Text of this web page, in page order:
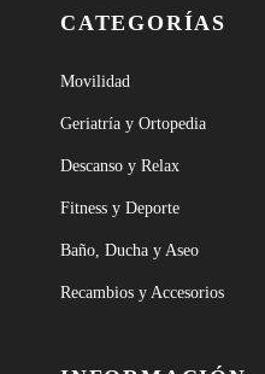
CATEGORÍAS
Movilidad
Geriatría y Ortopedia
Descanso y Relax
Fitness y Deporte
Baño, Ducha y Aseo
Recambios y Accesorios